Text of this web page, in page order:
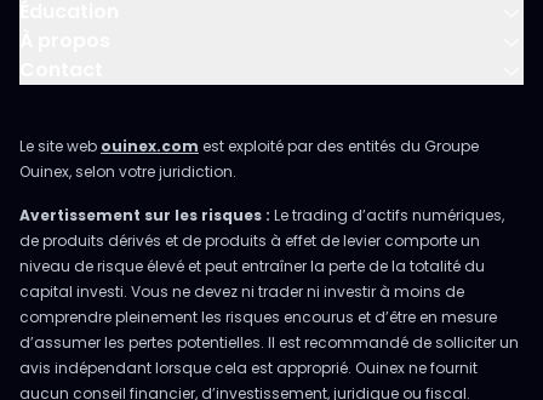
Le site web ouinex.com est exploité par des entités du Groupe
Ouinex, selon votre juridiction.
Avertissement sur les risques : Le trading d’actifs numériques,
de produits dérivés et de produits à effet de levier comporte un
niveau de risque élevé et peut entraîner la perte de la totalité du
capital investi. Vous ne devez ni trader ni investir à moins de
comprendre pleinement les risques encourus et d’être en mesure
d’assumer les pertes potentielles. Il est recommandé de solliciter un
avis indépendant lorsque cela est approprié. Ouinex ne fournit
aucun conseil financier, d’investissement, juridique ou fiscal.